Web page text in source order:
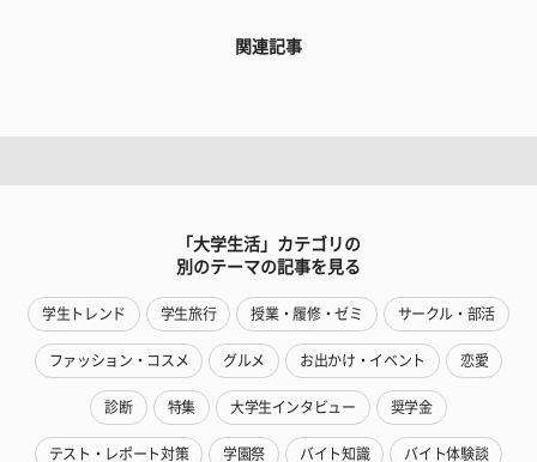
関連記事
「大学生活」カテゴリの
別のテーマの記事を見る
学生トレンド 学生旅行 授業・履修・ゼミ サークル・部活
ファッション・コスメ グルメ お出かけ・イベント 恋愛
診断 特集 大学生インタビュー 奨学金
テスト・レポート対策 学園祭 バイト知識 バイト体験談